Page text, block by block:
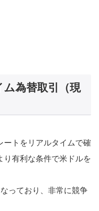
為替取引（現
ートをリアルタイムで確
り有利な条件で米ドルを
っており、非常に競争